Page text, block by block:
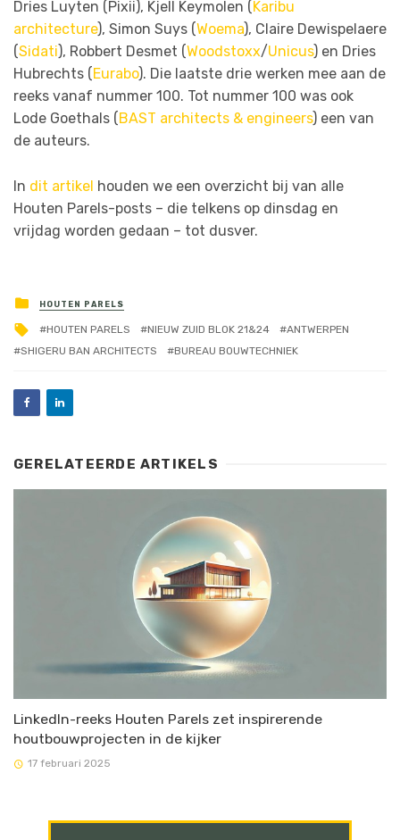
Dries Luyten (Pixii), Kjell Keymolen ( Karibu
architecture), Simon Suys (Woema), Claire Dewispelaere
(Sidati), Robbert Desmet (Woodstoxx/Unicus) en Dries
Hubrechts ( Eurabo). Die laatste drie werken mee aan de
reeks vanaf nummer 100. Tot nummer 100 was ook
Lode Goethals ( BAST architects & engineers) een van
de auteurs.
In dit artikel houden we een overzicht bij van alle
Houten Parels-posts – die telkens op dinsdag en
vrijdag worden gedaan – tot dusver.
HOUTEN PARELS
HOUTEN PARELS NIEUW ZUID BLOK 21&24
ANTWERPEN
SHIGERU BAN ARCHITECTS
BUREAU BOUWTECHNIEK
GERELATEERDE ARTIKELS
LinkedIn-reeks Houten Parels zet inspirerende
houtbouwprojecten in de kijker
17 februari 2025